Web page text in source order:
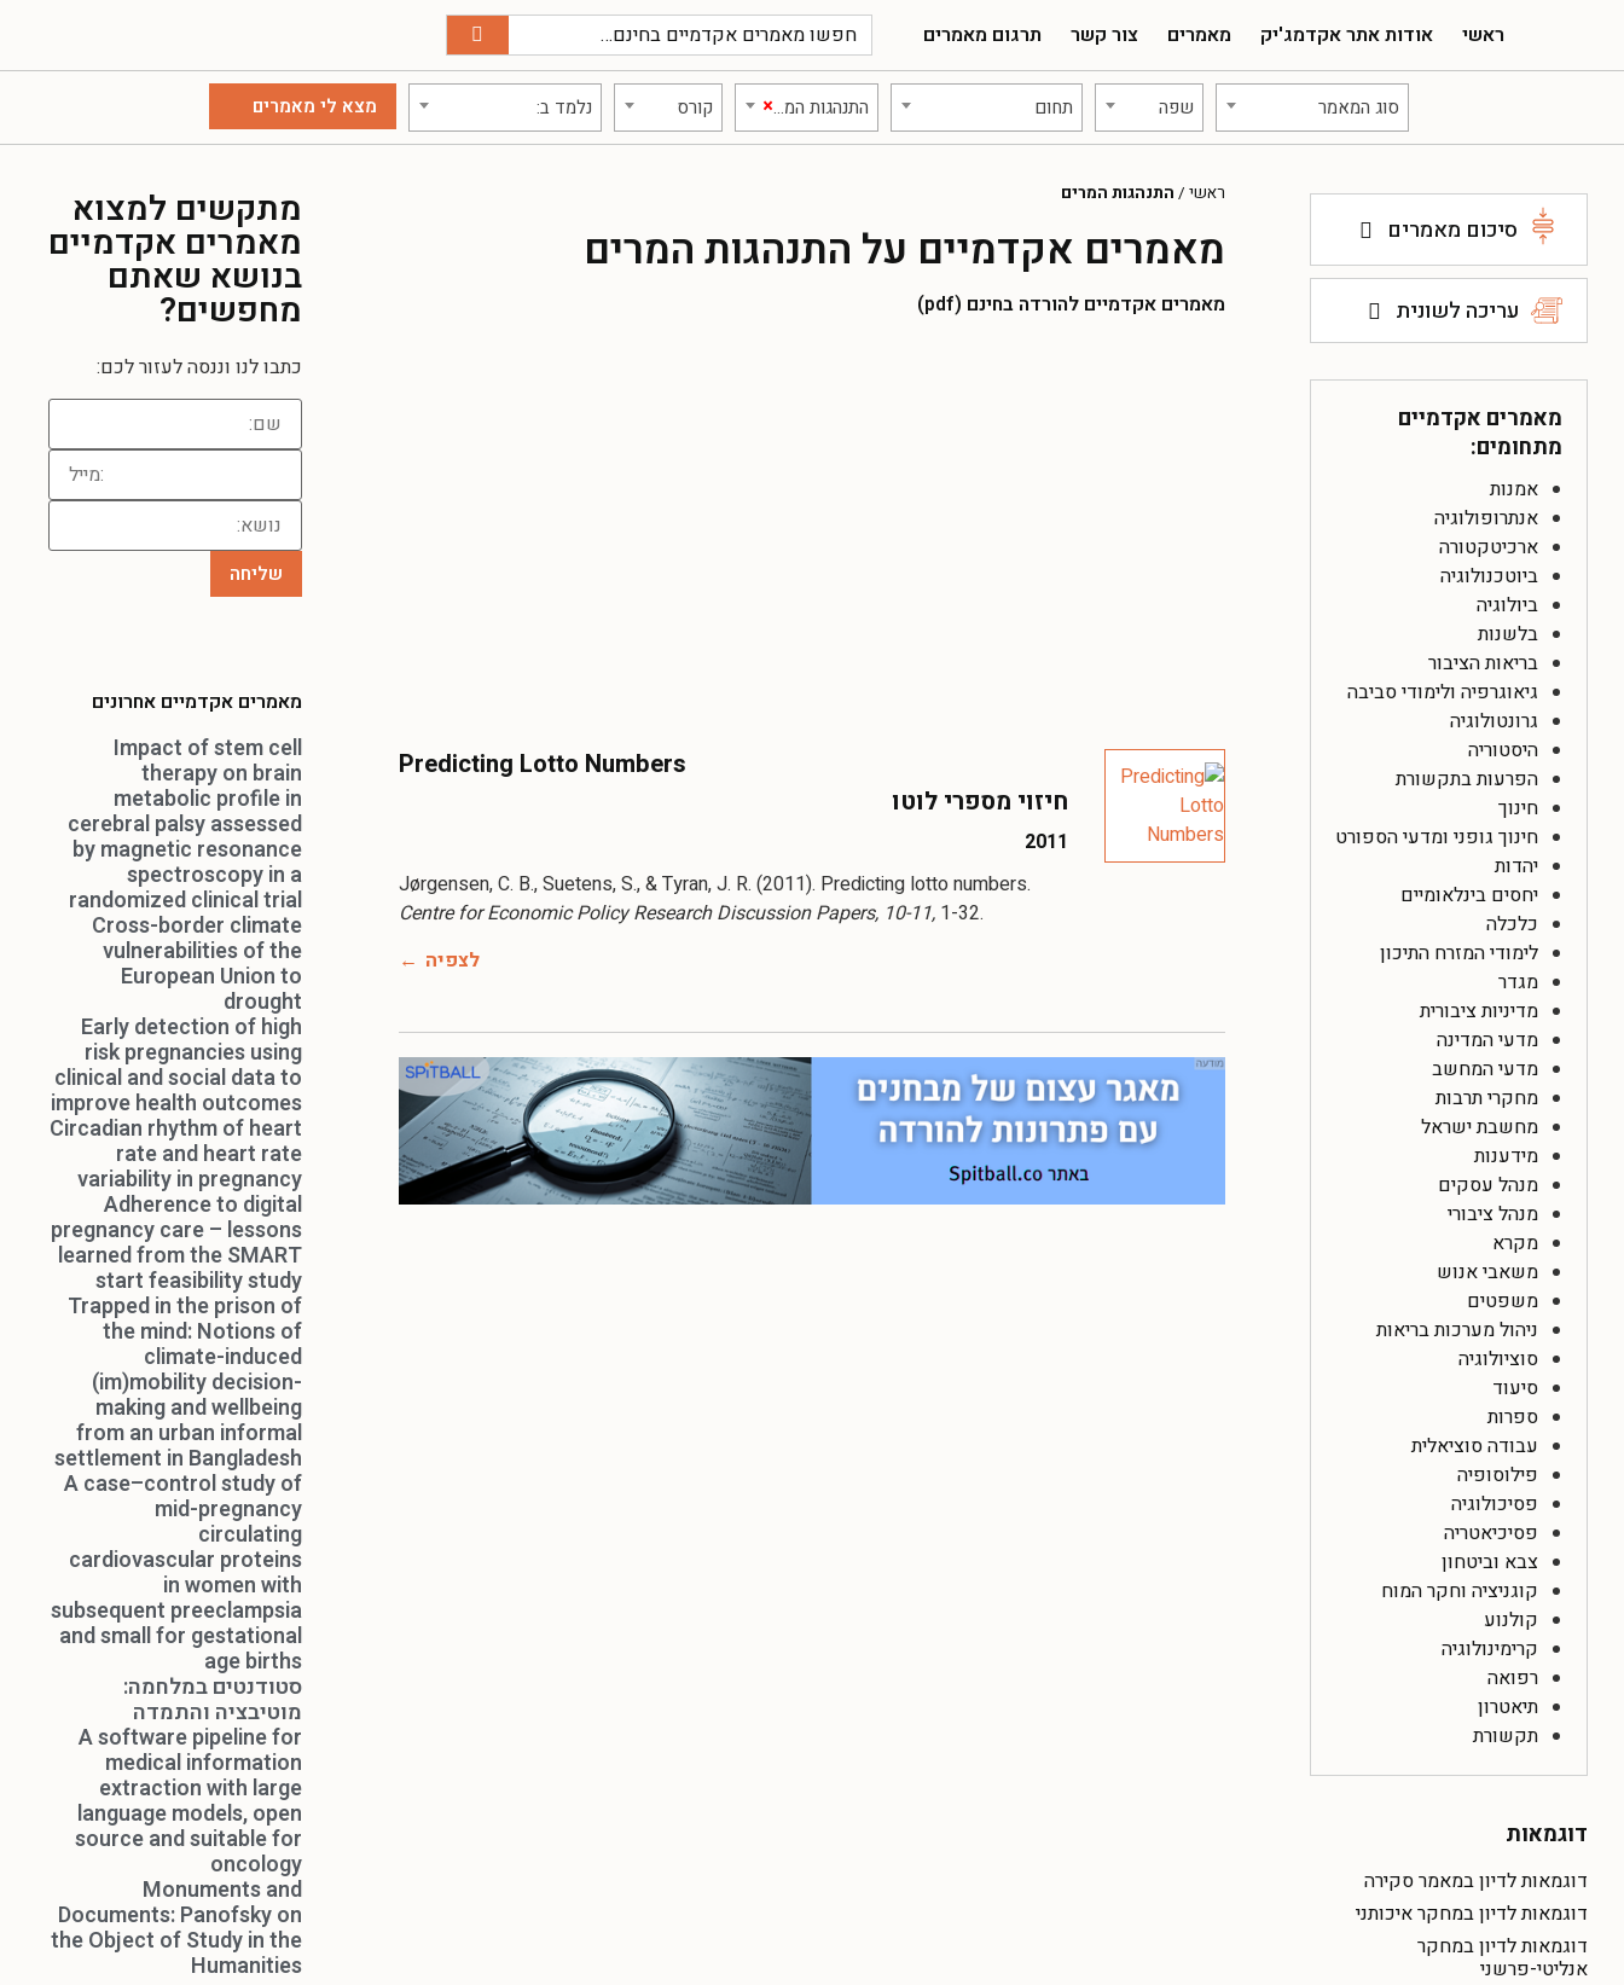
ראשי אודות אתר אקדמג'יק מאמרים צור קשר תרגום מאמרים
סוג המאמר שפה תחום ×התנהגות המרים קורס נלמד ב:
סיכום מאמרים
עריכה לשונית
מאמרים אקדמיים
מתחומים:
אמנות
אנתרופולוגיה
ארכיטקטורה
ביוטכנולוגיה
ביולוגיה
בלשנות
בריאות הציבור
גיאוגרפיה ולימודי סביבה
גרונטולוגיה
היסטוריה
הפרעות בתקשורת
חינוך
חינוך גופני ומדעי הספורט
יהדות
יחסים בינלאומיים
כלכלה
לימודי המזרח התיכון
מגדר
מדיניות ציבורית
מדעי המדינה
מדעי המחשב
מחקרי תרבות
מחשבת ישראל
מידענות
מנהל עסקים
מנהל ציבורי
מקרא
משאבי אנוש
משפטים
ניהול מערכות בריאות
סוציולוגיה
סיעוד
ספרות
עבודה סוציאלית
פילוסופיה
פסיכולוגיה
פסיכיאטריה
צבא וביטחון
קוגניציה וחקר המוח
קולנוע
קרימינולוגיה
רפואה
תיאטרון
תקשורת
דוגמאות
דוגמאות לדיון במאמר סקירה
דוגמאות לדיון במחקר איכותני
דוגמאות לדיון במחקר
אנליטי-פרשני
ראשי / התנהגות המרים
מאמרים אקדמיים על התנהגות המרים
מאמרים אקדמיים להורדה בחינם (pdf)
Predicting Lotto Numbers
חיזוי מספרי לוטו
2011
Jørgensen, C. B., Suetens, S., & Tyran, J. R. (2011). Predicting lotto numbers.
Centre for Economic Policy Research Discussion Papers, 10-11, 1-32.
לצפיה
מתקשים למצוא
מאמרים אקדמיים
בנושא שאתם
מחפשים?
כתבו לנו וננסה לעזור לכם:
מאמרים אקדמיים אחרונים
Impact of stem cell
therapy on brain
metabolic profile in
cerebral palsy assessed
by magnetic resonance
spectroscopy in a
randomized clinical trial
Cross-border climate
vulnerabilities of the
European Union to
drought
Early detection of high
risk pregnancies using
clinical and social data to
improve health outcomes
Circadian rhythm of heart
rate and heart rate
variability in pregnancy
Adherence to digital
pregnancy care – lessons
learned from the SMART
start feasibility study
Trapped in the prison of
the mind: Notions of
climate-induced
(im)mobility decision-
making and wellbeing
from an urban informal
settlement in Bangladesh
A case–control study of
mid-pregnancy
circulating
cardiovascular proteins
in women with
subsequent preeclampsia
and small for gestational
age births
סטודנטים במלחמה:
מוטיבציה והתמדה
A software pipeline for
medical information
extraction with large
language models, open
source and suitable for
oncology
Monuments and
Documents: Panofsky on
the Object of Study in the
Humanities